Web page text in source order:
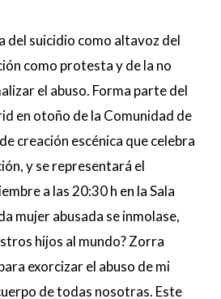
del suicidio como altavoz del
como protesta y de la no
el abuso. Forma parte del
en otoño de la Comunidad de
creación escénica que celebra
y se representará el
a las 20:30 h en la Sala
mujer abusada se inmolase,
hijos al mundo? Zorra
exorcizar el abuso de mi
de todas nosotras. Este